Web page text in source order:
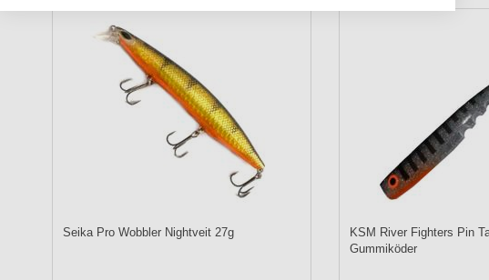
Seika Pro Wobbler Nightveit 27g
KSM River Fighters Pin
Gummiköder